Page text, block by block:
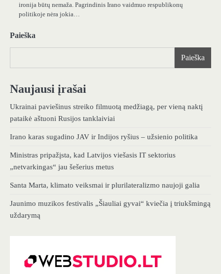
ironija būtų nemaža. Pagrindinis Irano vaidmuo respublikonų
politikoje nėra jokia…
Paieška
Paieška
Naujausi įrašai
Ukrainai paviešinus streiko filmuotą medžiagą, per vieną naktį
pataikė aštuoni Rusijos tanklaiviai
Irano karas sugadino JAV ir Indijos ryšius – užsienio politika
Ministras pripažįsta, kad Latvijos viešasis IT sektorius
„netvarkingas“ jau šešerius metus
Santa Marta, klimato veiksmai ir plurilateralizmo naujoji galia
Jaunimo muzikos festivalis „Šiauliai gyvai“ kviečia į triukšmingą
uždarymą